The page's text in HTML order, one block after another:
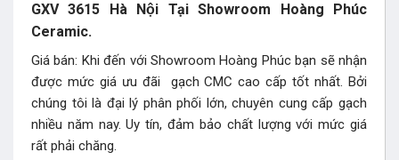
GXV 3615 Hà Nội Tại Showroom Hoàng Phúc
Ceramic.
Giá bán: Khi đến với Showroom Hoàng Phúc bạn sẽ nhận
được mức giá ưu đãi gạch CMC cao cấp tốt nhất. Bởi
chúng tôi là đại lý phân phối lớn, chuyên cung cấp gạch
nhiều năm nay. Uy tín, đảm bảo chất lượng với mức giá
rất phải chăng.